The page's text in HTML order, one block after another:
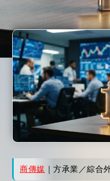
商傳媒 ｜方承業／綜合